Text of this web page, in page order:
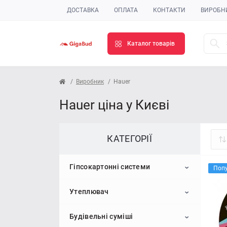
ДОСТАВКА ОПЛАТА КОНТАКТИ
Каталог товарів
Виробник Hauer
Hauer ціна у Києві
КАТЕГОРІЇ
Гіпсокартонні системи
Гіпсокартон
Стельовий гіпсокартон
Профіль для гіпсокартону
Утеплювач
Пінопласт
Будівельні суміші